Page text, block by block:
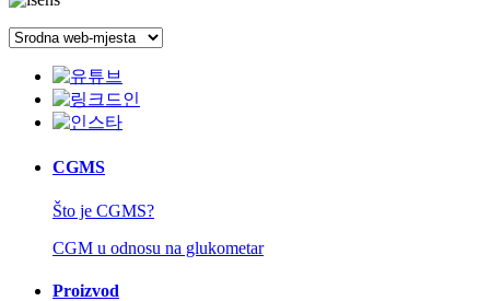
CGMS
Što je CGMS?
CGM u odnosu na glukometar
Proizvod